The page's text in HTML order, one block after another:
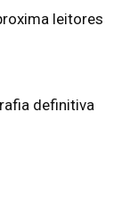
leitores
definitiva